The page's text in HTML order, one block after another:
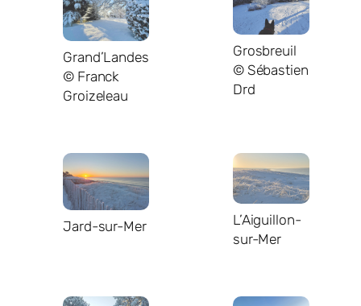
Grand’Landes
© Franck
Groizeleau
Grosbreuil
© Sébastien
Drd
Jard-sur-Mer
L’Aiguillon-
sur-Mer